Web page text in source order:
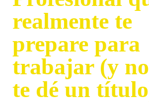
realmente te
prepare para
trabajar (y
te dé un